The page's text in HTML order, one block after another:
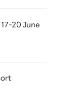
20 June